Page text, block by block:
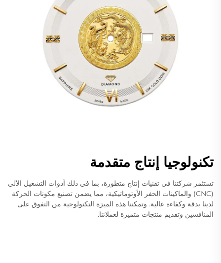
تكنولوجيا إنتاج متقدمة
تستثمر شركتنا في تقنيات إنتاج متطورة، بما في ذلك أدوات التشغيل الآلي
(CNC) والماكينات الحفر الأوتوماتيكية، مما يضمن تصنيع مكونات الحركة
لدينا بدقة وكفاءة عالية. وتمكننا هذه الميزة التكنولوجية من التفوق على
المنافسين وتقديم منتجات متميزة لعملائنا.